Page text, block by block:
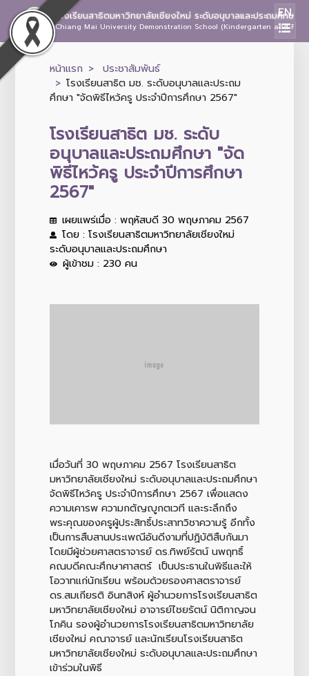
โรงเรียนสาธิตมหาวิทยาลัยเชียงใหม่ ระดับอนุบาลและประถมศึกษา
Chiang Mai University Demonstration School (Kindergarten and
EN
หน้าแรก
ประชาสัมพันธ์
โรงเรียนสาธิต มช. ระดับอนุบาลและประถม
ศึกษา "จัดพิธีไหว้ครู ประจำปีการศึกษา 2567"
โรงเรียนสาธิต มช. ระดับ
อนุบาลและประถมศึกษา "จัด
พิธีไหว้ครู ประจำปีการศึกษา
2567"
เผยแพร่เมื่อ : พฤหัสบดี 30 พฤษภาคม 2567
โดย : โรงเรียนสาธิตมหาวิทยาลัยเชียงใหม่
ระดับอนุบาลและประถมศึกษา
ผู้เข้าชม : 230 คน
เมื่อวันที่ 30 พฤษภาคม 2567 โรงเรียนสาธิต
มหาวิทยาลัยเชียงใหม่ ระดับอนุบาลและประถมศึกษา
จัดพิธีไหว้ครู ประจำปีการศึกษา 2567 เพื่อแสดง
ความเคารพ ความกตัญญูกตเวที และระลึกถึง
พระคุณของครูผู้ประสิทธิ์ประสาทวิชาความรู้ อีกทั้ง
เป็นการสืบสานประเพณีอันดีงามที่ปฏิบัติสืบกันมา
โดยมีผู้ช่วยศาสตราจารย์ ดร.ทิพย์รัตน์ นพฤทธิ์
คณบดีคณะศึกษาศาสตร์ เป็นประธานในพิธีและให้
โอวาทแก่นักเรียน พร้อมด้วยรองศาสตราจารย์
ดร.สมเกียรติ อินทสิงห์ ผู้อำนวยการโรงเรียนสาธิต
มหาวิทยาลัยเชียงใหม่ อาจารย์ไชยรัตน์ นิติกาญจน
โภคิน รองผู้อำนวยการโรงเรียนสาธิตมหาวิทยาลัย
เชียงใหม่ คณาจารย์ และนักเรียนโรงเรียนสาธิต
มหาวิทยาลัยเชียงใหม่ ระดับอนุบาลและประถมศึกษา
เข้าร่วมในพิธี